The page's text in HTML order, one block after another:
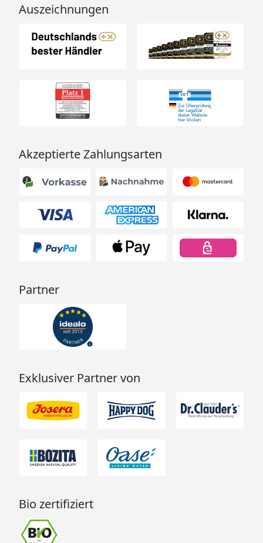
Auszeichnungen
Akzeptierte Zahlungsarten
Partner
Exklusiver Partner von
Bio zertifiziert